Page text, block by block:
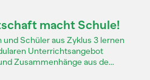
macht Schule!
und Schüler aus Zyklus 3 lernen
Unterrichtsangebot
Zusammenhänge aus de...